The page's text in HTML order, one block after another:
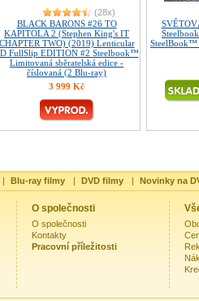
(28x)
BLACK BARONS #26 TO
KAPITOLA 2 (Stephen King's IT
CHAPTER TWO) (2019) Lenticular
FullSlip EDITION #2 Steelbook™
Limitovaná sběratelská edice -
číslovaná (2 Blu-ray)
3 999 Kč
SteelBook™
| Blu-ray filmy | DVD filmy | Novinky na
O společnosti
O společnosti
Kontakty
Pracovní příležitosti